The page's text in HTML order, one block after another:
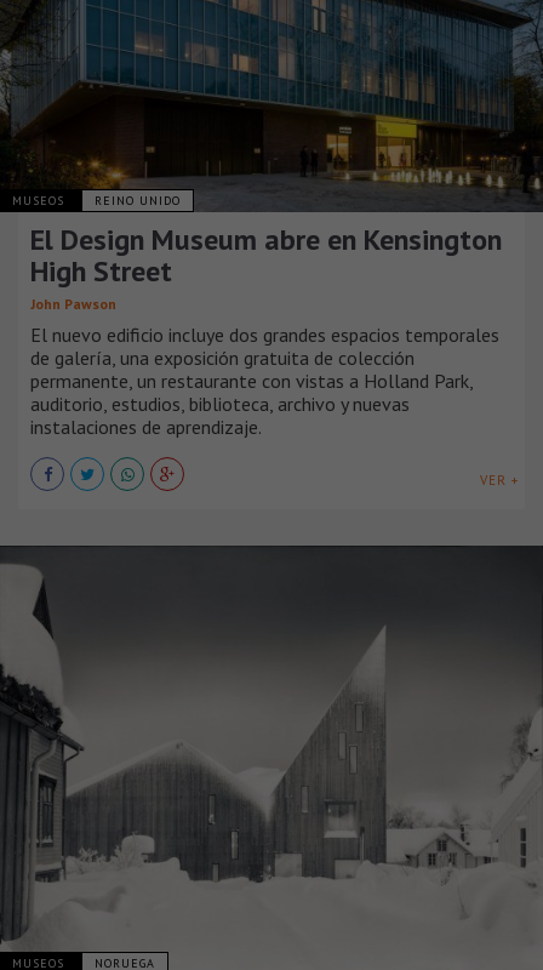
MUSEOS REINO UNIDO
El Design Museum abre en Kensington
High Street
John Pawson
El nuevo edificio incluye dos grandes espacios temporales
de galería, una exposición gratuita de colección
permanente, un restaurante con vistas a Holland Park,
auditorio, estudios, biblioteca, archivo y nuevas
instalaciones de aprendizaje.
VER +
MUSEOS NORUEGA